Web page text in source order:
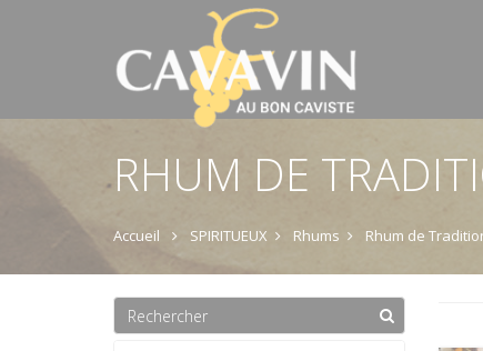
RHUM DE
Accueil SPIRITUEUX Rhums Rhum de